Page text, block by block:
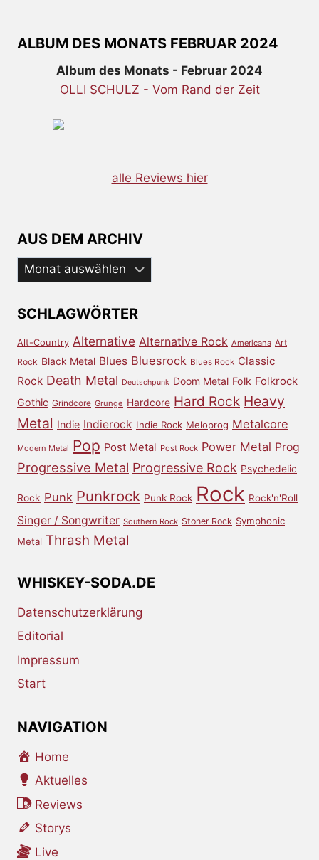
ALBUM DES MONATS FEBRUAR 2024
Album des Monats - Februar 2024
OLLI SCHULZ - Vom Rand der Zeit
alle Reviews hier
AUS DEM ARCHIV
Aus
dem
SCHLAGWÖRTER
Alt-Country Alternative Alternative Rock Americana Art
Rock Black Metal Blues Bluesrock Blues Rock Classic
Rock Death Metal Deutschpunk Doom Metal Folk Folkrock
Gothic Grindcore Grunge Hardcore Hard Rock Heavy
Metal Indie Indierock Indie Rock Meloprog Metalcore
Modern Metal Pop Post Metal Post Rock Power Metal Prog
Progressive Metal Progressive Rock Psychedelic
Rock Punk Punkrock Punk Rock Rock Rock'n'Roll
Singer / Songwriter Southern Rock Stoner Rock Symphonic
Metal Thrash Metal
WHISKEY-SODA.DE
Datenschutzerklärung
Editorial
Impressum
Start
NAVIGATION
Home
Aktuelles
Reviews
Storys
Live